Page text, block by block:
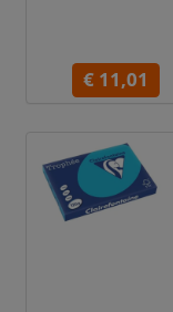
€ 11,01